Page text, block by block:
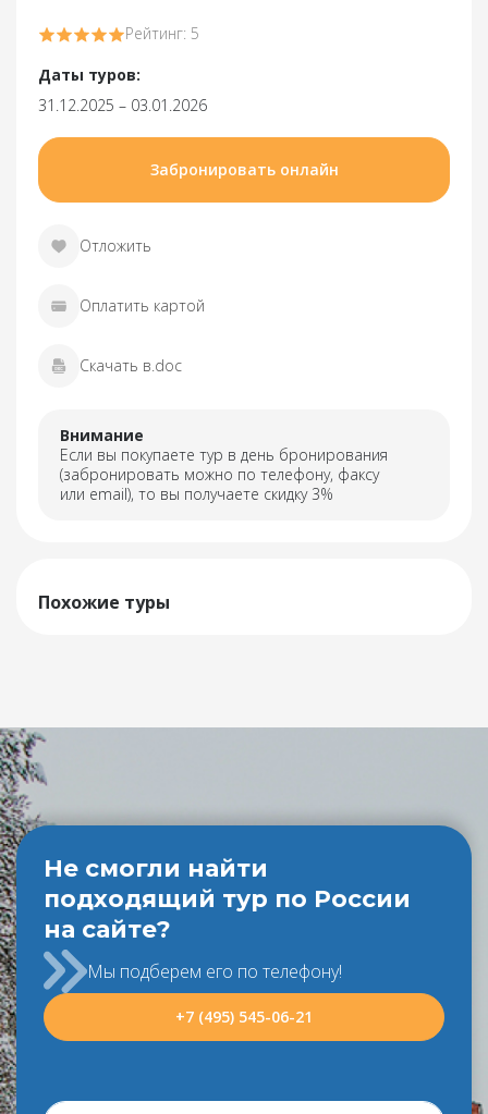
Рейтинг: 5
Даты туров:
31.12.2025 – 03.01.2026
Забронировать онлайн
Отложить
Оплатить картой
Скачать в.doc
Внимание
Если вы покупаете тур в день бронирования
(забронировать можно по телефону, факсу
или email), то вы получаете скидку 3%
Похожие туры
Не смогли найти
подходящий тур по России
на сайте?
Мы подберем его по телефону!
+7 (495) 545-06-21